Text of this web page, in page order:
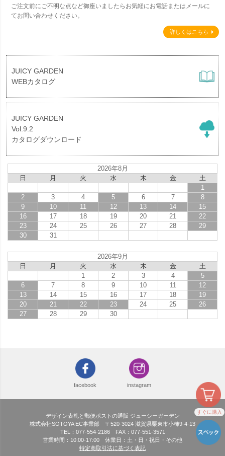
すぐに購入
ご注文前にご不明な点など御座いましたらお気軽にお電話またはメールに
てお問い合わせください。
詳しくはこちら
JUICY GARDEN
WEBカタログ
JUICY GARDEN
Vol.9.2
カタログダウンロード
2026年8月
日
月 火 水 木 金
土
1
2
3 4 5 6 7
8
9
10 11 12 13 14
15
16
17 18 19 20 21
22
23
24 25 26 27 28
29
30
31
2026年9月
日
月 火 水 木 金
土
1
2 3 4
5
6
7 8 9 10 11
12
13
14 15 16 17 18
19
20
21 22 23 24 25
26
27
28 29 30
facebook instagram
デザイン表札と郵便ポストの通販 ジューシーガーデン
株式会社SOTOYA EC事業部 〒520-3024 滋賀県栗東市小柿9-4-13
TEL：077-554-2186 FAX：077-551-3571
営業時間：10:00-17:00 休業日：土・日・祝日・その他
特定商取引法に基づく表記